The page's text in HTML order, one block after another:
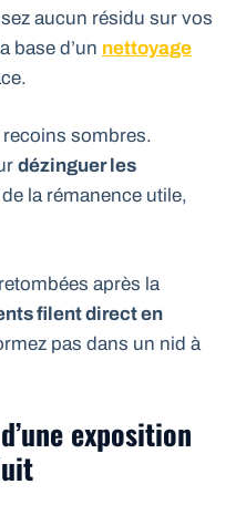
aucun résidu sur vos
base d’un nettoyage
sombres.
dézinguer les
la rémanence utile,
après la
filent direct en
pas dans un nid à
exposition